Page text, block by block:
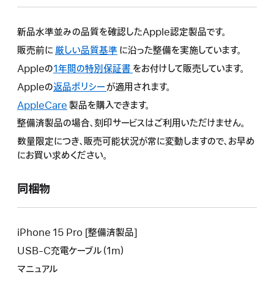
新品水準並みの品質を確認したApple認定製品です。
販売前に 厳しい品質基準 に沿った整備を実施しています。
Appleの1年間の特別保証書 こ
の
作
に
よ
ウ
ン
をお付けして販売しています。
Appleの返品ポリシーこ
の
操
作
に
ウ
ン
が適用されます。
AppleCare こ
の
作
に
い
ウ
製品を購入できます。
整備済製品の場合、刻印サービスはご利用いただけません。
数量限定につき、販売可能状況が常に変動しますので、お早め
にお買い求めください。
同梱物
iPhone 15 Pro [整備済製品]
USB-C充電ケーブル（1m）
マニュアル